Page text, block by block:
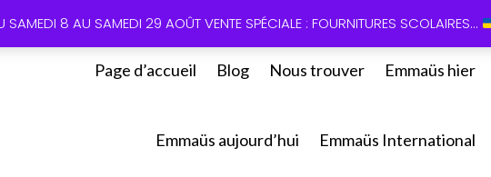
01 60 49 13 60
Page d’accueil Blog Nous trouver Emmaüs hier
Emmaüs aujourd’hui Emmaüs International
SAMEDI 8 AU SAMEDI 29 AOÛT VENTE SPÉCIALE : FOURNITURES SCOLAIRES...